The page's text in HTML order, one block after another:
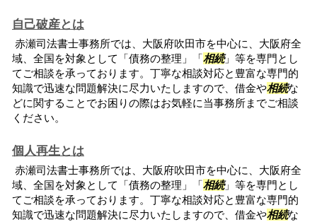
自己破産とは
赤瀬司法書士事務所では、大阪府吹田市を中心に、大阪府全
域、全国を対象として「債務の整理」「相続」等を専門とし
てご相談を承っております。丁寧な相談対応と豊富な専門的
知識で迅速な問題解決に尽力いたしますので、借金や相続な
どに関することでお困りの際はお気軽に当事務所までご相談
ください。
個人再生とは
赤瀬司法書士事務所では、大阪府吹田市を中心に、大阪府全
域、全国を対象として「債務の整理」「相続」等を専門とし
てご相談を承っております。丁寧な相談対応と豊富な専門的
知識で迅速な問題解決に尽力いたしますので、借金や相続な